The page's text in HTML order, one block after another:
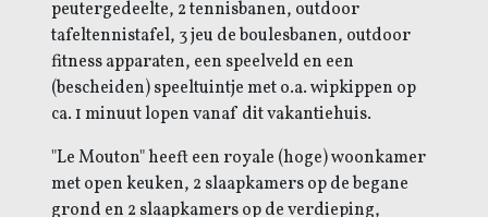
peutergedeelte, 2 tennisbanen, outdoor
tafeltennistafel, 3 jeu de boulesbanen, outdoor
fitness apparaten, een speelveld en een
(bescheiden) speeltuintje met o.a. wipkippen op
ca. 1 minuut lopen vanaf dit vakantiehuis.
"Le Mouton" heeft een royale (hoge) woonkamer
met open keuken, 2 slaapkamers op de begane
grond en 2 slaapkamers op de verdieping,